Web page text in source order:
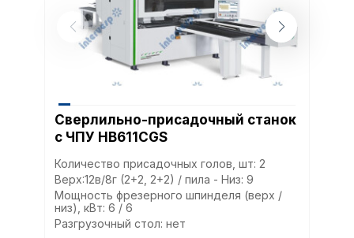
Сверлильно-присадочный станок
с ЧПУ HB611CGS
Количество присадочных голов, шт: 2
Верх:12в/8г (2+2, 2+2) / пила - Низ: 9
Мощность фрезерного шпинделя (верх /
низ), кВт: 6 / 6
Разгрузочный стол: нет